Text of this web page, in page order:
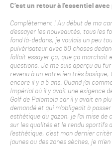
C’est un retour à l’essentiel
Complètement ! Au début de ma
d’essayer les nouveautés, tous les
fond là-dedans, je voulais un peu
pulvérisateur avec 50 choses
fallait essayer ça, que ça marchait
questions. Je me suis aperçu au
revenu à un entretien très basique,
encore il y a 5 ans. Quand j’ai
Impérial où il y avait une exigence
Golf de Palomola car il y avait en
demandé et qui m’obligeait à
esthétique du gazon, je l’ai mise
sur les qualités et le rendu sportifs
l’esthétique, c’est mon dernier
jaunes ou des zones sèches, je